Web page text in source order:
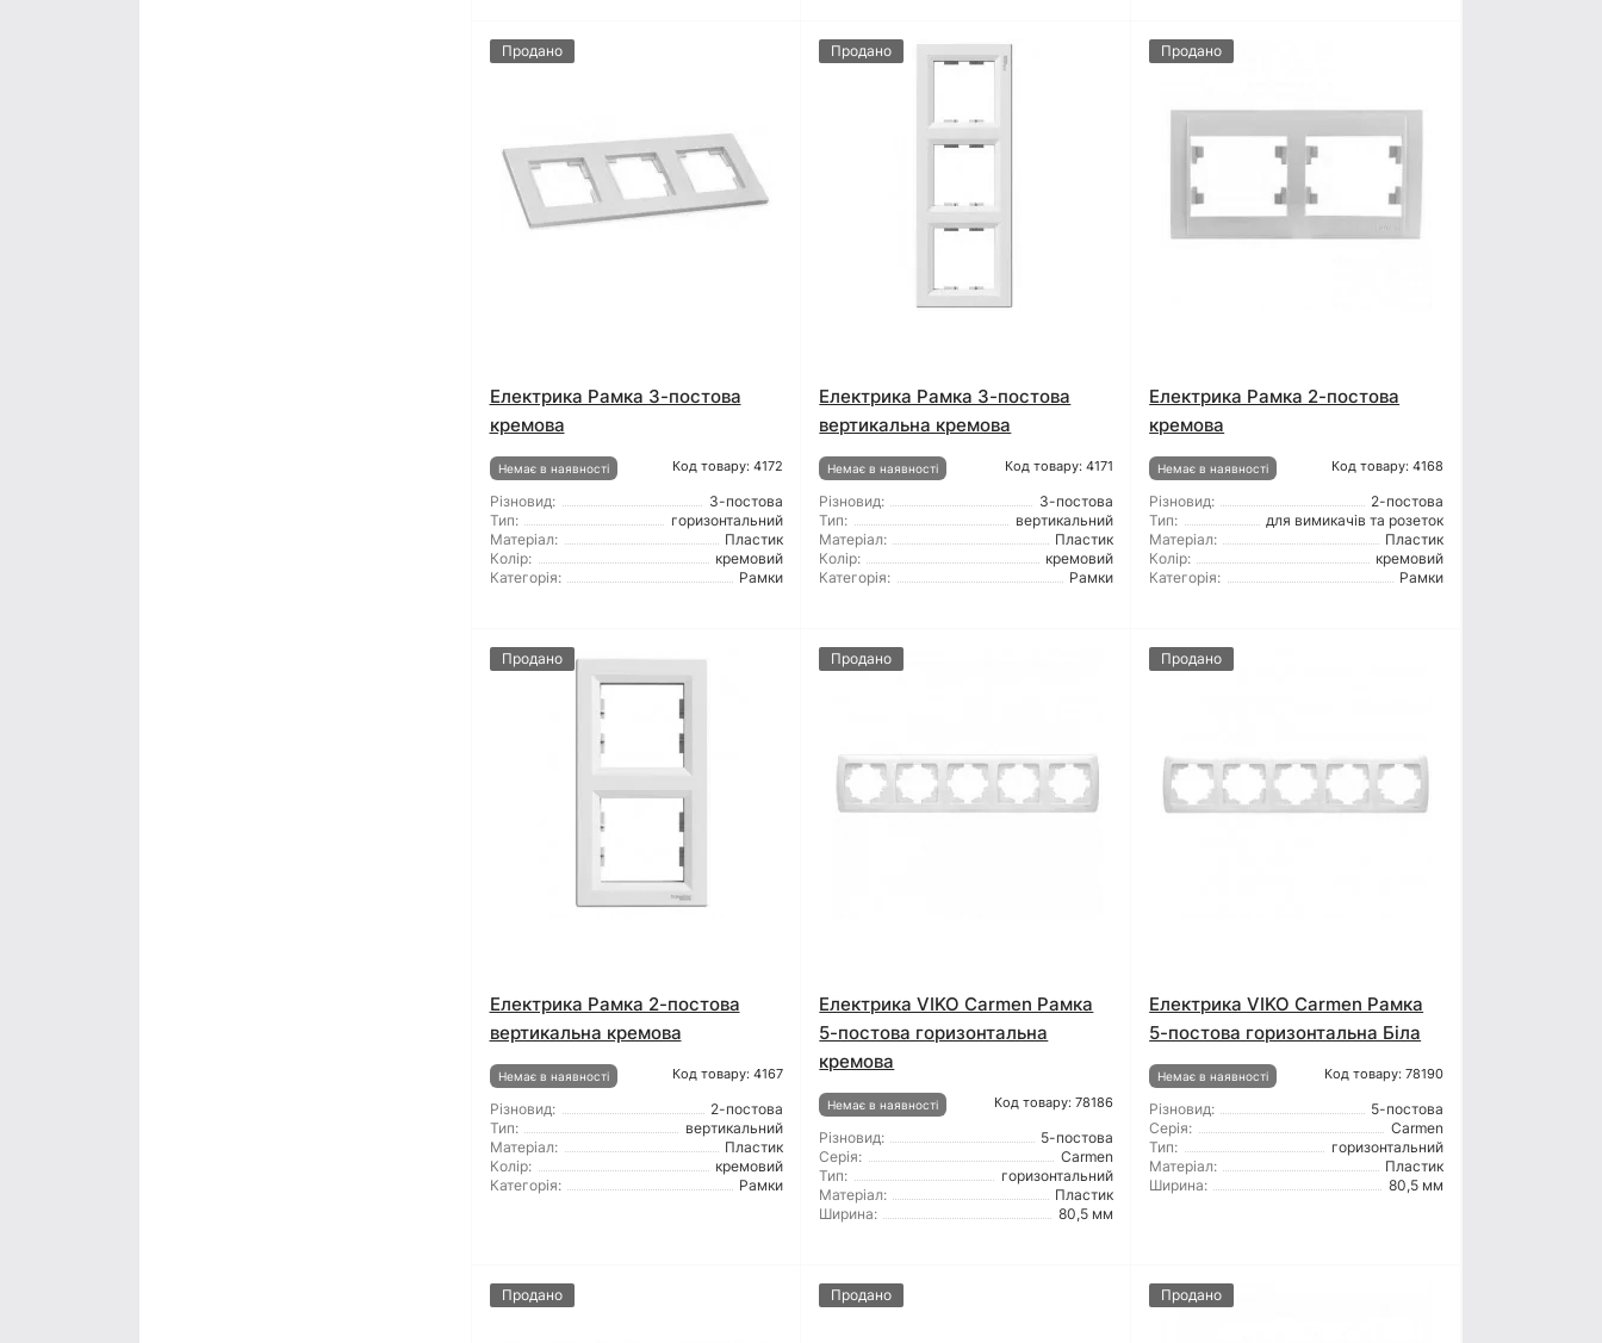
Продано
Електрика Рамка 3-постова
кремова
Немає в наявності Код товару: 4172
Різновид:
3-постова
Тип:
горизонтальний
Матеріал:
Пластик
Колір:
кремовий
Категорія:
Рамки
Продано
Електрика Рамка 3-постова
вертикальна кремова
Немає в наявності Код товару: 4171
Різновид:
3-постова
Тип:
вертикальний
Матеріал:
Пластик
Колір:
кремовий
Категорія:
Рамки
Продано
Електрика Рамка 2-постова
кремова
Немає в наявності Код товару: 4168
Різновид:
2-постова
Тип:
для вимикачів та розеток
Матеріал:
Пластик
Колір:
кремовий
Категорія:
Рамки
Продано
Електрика Рамка 2-постова
вертикальна кремова
Немає в наявності Код товару: 4167
Різновид:
2-постова
Тип:
вертикальний
Матеріал:
Пластик
Колір:
кремовий
Категорія:
Рамки
Продано
Електрика VIKO Carmen Рамка
5-постова горизонтальна
кремова
Немає в наявності Код товару: 78186
Різновид:
5-постова
Серія:
Carmen
Тип:
горизонтальний
Матеріал:
Пластик
Ширина:
80,5 мм
Продано
Електрика VIKO Carmen Рамка
5-постова горизонтальна Біла
Немає в наявності Код товару: 78190
Різновид:
5-постова
Серія:
Carmen
Тип:
горизонтальний
Матеріал:
Пластик
Ширина:
80,5 мм
Продано Продано Продано